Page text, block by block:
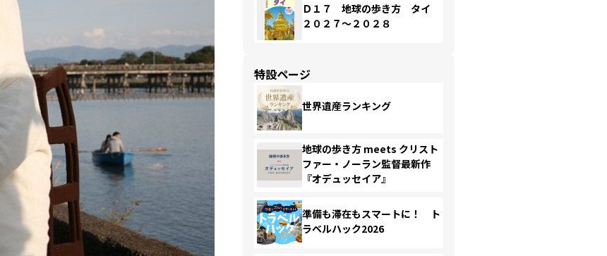
Ｄ１７ 地球の歩き方 タイ
２０２７～２０２８
特設ページ
世界遺産ランキング
地球の歩き方 meets クリスト
ファー・ノーラン監督最新作
『オデュッセイア』
準備も滞在もスマートに！ ト
ラベルハック2026